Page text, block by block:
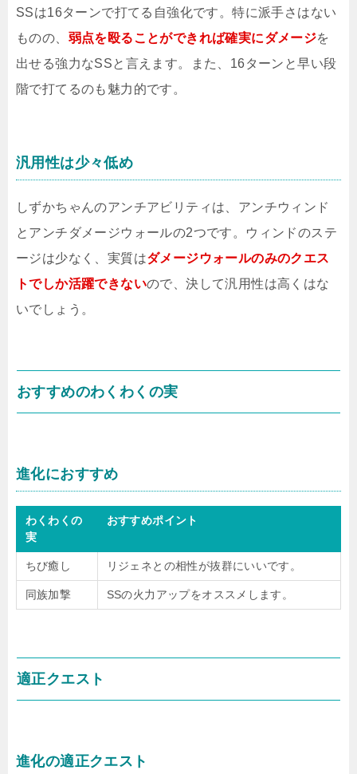
SSは16ターンで打てる自強化です。特に派手さはない
ものの、 弱点を殴ることができれば確実にダメージを
出せる強力なSSと言えます。また、16ターンと早い段
階で打てるのも魅力的です。
汎用性は少々低め
しずかちゃんのアンチアビリティは、アンチウィンド
とアンチダメージウォールの2つです。ウィンドのステ
ージは少なく、実質はダメージウォールのみのクエス
トでしか活躍できないので、決して汎用性は高くはな
いでしょう。
おすすめのわくわくの実
進化におすすめ
わくわくの
実
おすすめポイント
ちび癒し リジェネとの相性が抜群にいいです。
同族加撃 SSの火力アップをオススメします。
適正クエスト
進化の適正クエスト